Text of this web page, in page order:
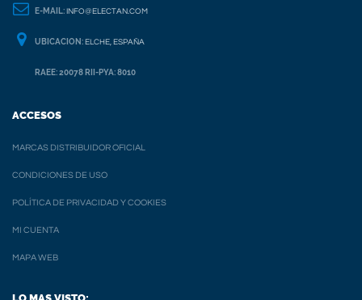
E-MAIL: INFO@ELECTAN.COM
UBICACION: ELCHE, ESPAÑA
RAEE: 20078 RII-PYA: 8010
ACCESOS
MARCAS DISTRIBUIDOR OFICIAL
CONDICIONES DE USO
POLÍTICA DE PRIVACIDAD Y COOKIES
MI CUENTA
MAPA WEB